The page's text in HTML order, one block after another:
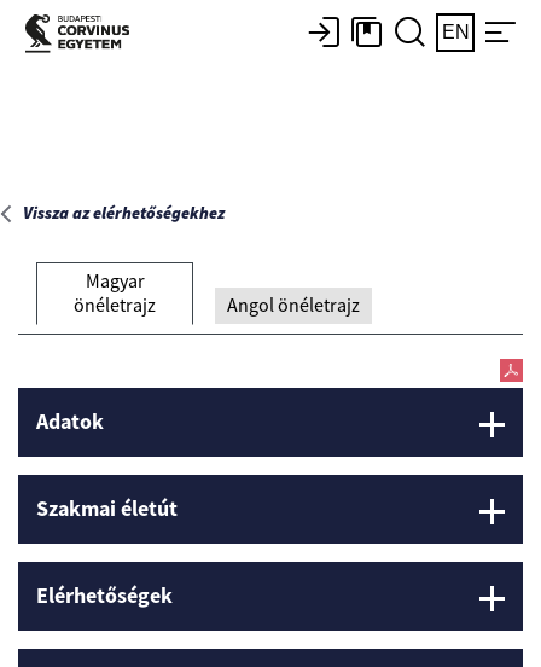
Főoldal
EN
Vissza az elérhetőségekhez
Magyar
önéletrajz
Angol önéletrajz
Adatok
Szakmai életút
Elérhetőségek